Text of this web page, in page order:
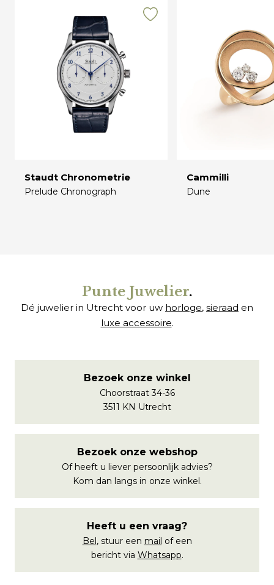
Staudt Chronometrie
Prelude Chronograph
Cammilli
Dune
Punte Juwelier.
Dé juwelier in Utrecht voor uw horloge, sieraad en
luxe accessoire.
Bezoek onze winkel
Choorstraat 34-36
3511 KN Utrecht
Bezoek onze webshop
Of heeft u liever persoonlijk advies?
Kom dan langs in onze winkel.
Heeft u een vraag?
Bel, stuur een mail of een
bericht via Whatsapp.